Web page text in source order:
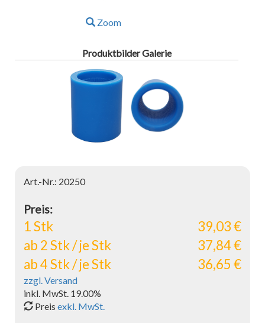
Zoom
Produktbilder Galerie
Art.-Nr.: 20250
Preis:
1 Stk
39,03 €
ab 2 Stk / je Stk
37,84 €
ab 4 Stk / je Stk
36,65 €
zzgl. Versand
inkl. MwSt. 19.00%
Preis exkl. MwSt.